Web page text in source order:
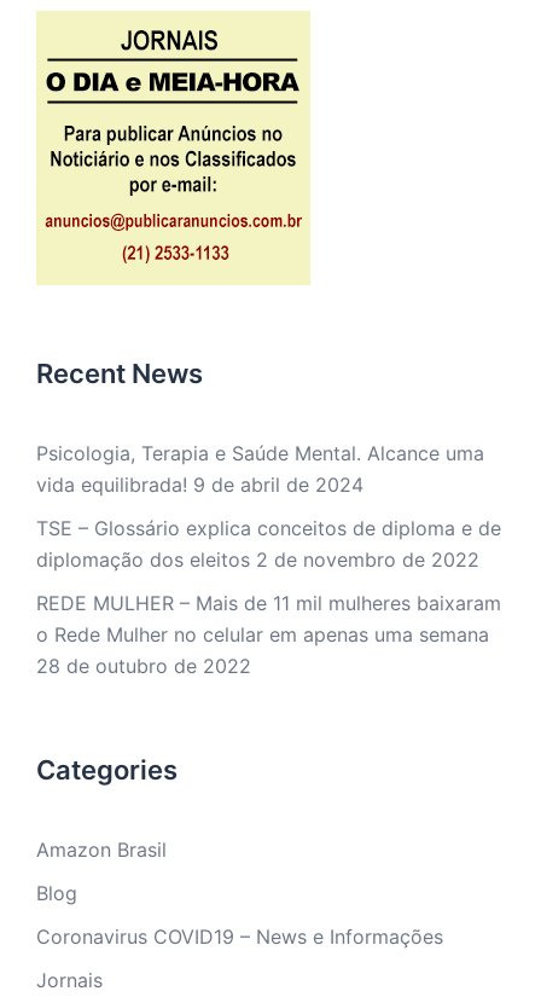
Recent News
Psicologia, Terapia e Saúde Mental. Alcance uma
vida equilibrada! 9 de abril de 2024
TSE – Glossário explica conceitos de diploma e de
diplomação dos eleitos 2 de novembro de 2022
REDE MULHER – Mais de 11 mil mulheres baixaram
o Rede Mulher no celular em apenas uma semana
28 de outubro de 2022
Categories
Amazon Brasil
Blog
Coronavirus COVID19 – News e Informações
Jornais